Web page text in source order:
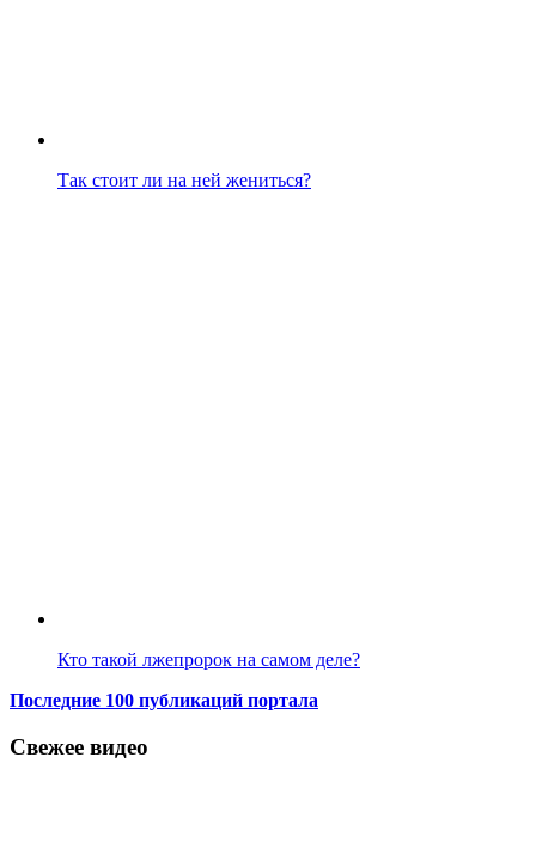
Так стоит ли на ней жениться?
Кто такой лжепророк на самом деле?
Последние 100 публикаций портала
Свежее видео